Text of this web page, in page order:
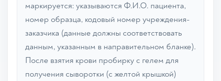
маркируется: указываются Ф.И.О. пациента,
номер образца, кодовый номер учреждения-
заказчика (данные должны соответствовать
данным, указанным в направительном бланке).
После взятия крови пробирку с гелем для
получения сыворотки (с желтой крышкой)